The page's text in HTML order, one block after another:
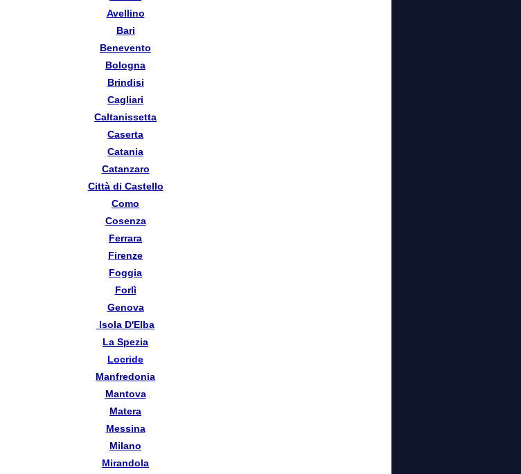
Avellino
Bari
Benevento
Bologna
Brindisi
Cagliari
Caltanissetta
Caserta
Catania
Catanzaro
Città di Castello
Como
Cosenza
Ferrara
Firenze
Foggia
Forlì
Genova
Isola D'Elba
La Spezia
Locride
Manfredonia
Mantova
Matera
Messina
Milano
Mirandola